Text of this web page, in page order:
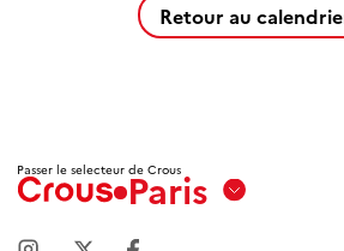
Retour au
Passer le selecteur de Crous
Paris
Marseille